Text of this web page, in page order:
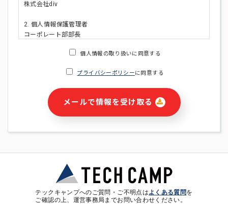
株式会社div
2. 個人情報保護管理者
コーポレート部部長
・ご請求された資料の送付のため
・本サービス及び本サービスに関連する情報(当社及び第三者の
サービス又は商品等の広告配信・宣伝を含みますが、それらに
・個人(法人の場合は担当者)を識別できない形式に加工した統
計情報の作成および利用
※上記の利用目的に基づいた本人への連絡及び配信について
個人情報の取り扱いに同意する
プライバシーポリシーに同意する
メールで情報を受け取る
テックキャンプへのご質問・ご不明点はよくある質問を
ご確認の上、運営事務局までお問い合わせください。